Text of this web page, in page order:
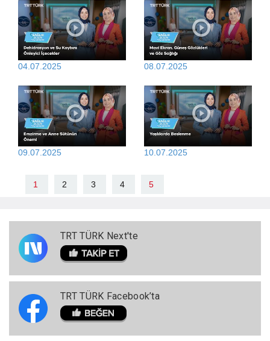
04.07.2025 08.07.2025
09.07.2025 10.07.2025
1 2 3 4 5
TRT TÜRK Next'te
TRT TÜRK Facebook’ta